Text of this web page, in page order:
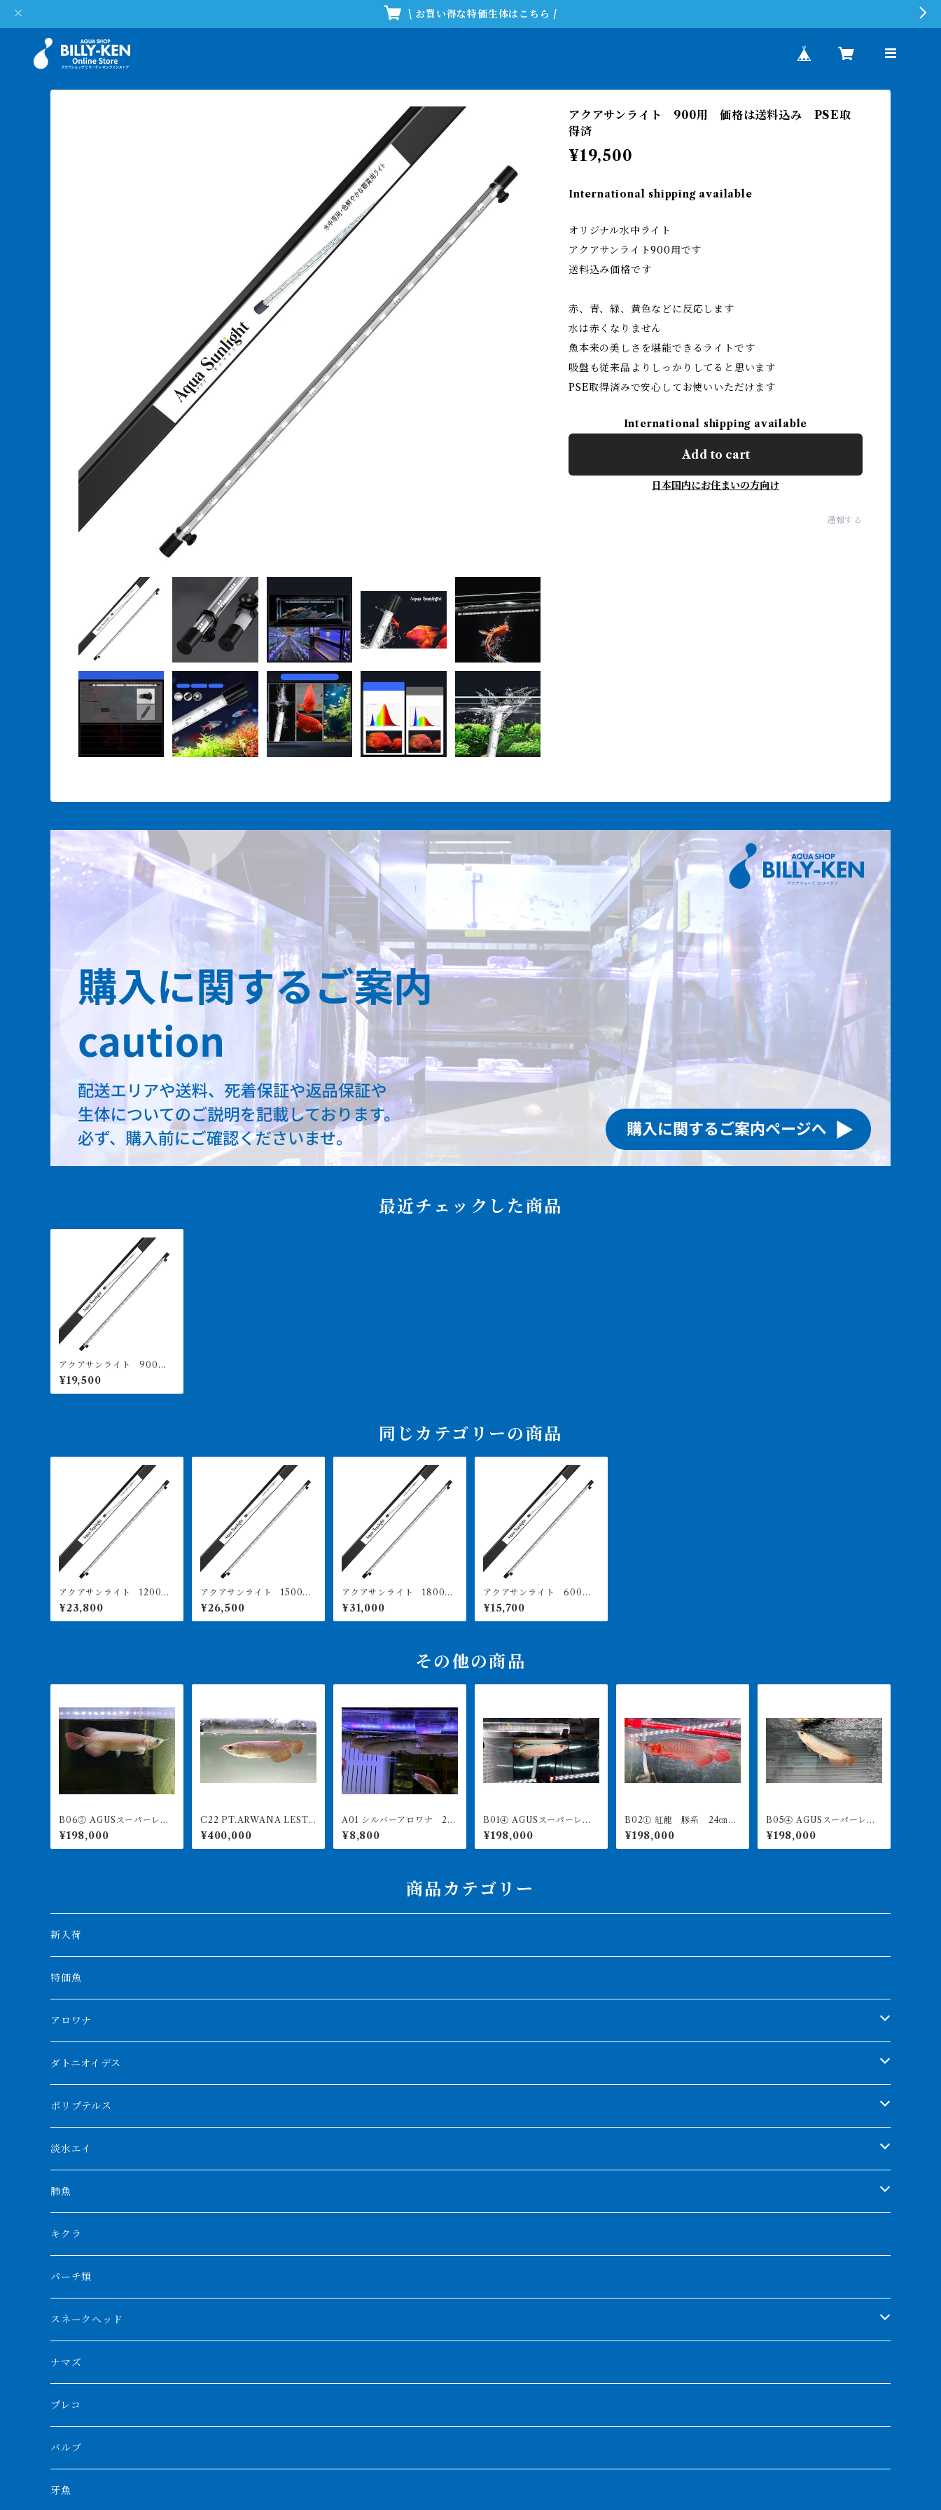
\ お買い得な特価生体はこちら /
アクアサンライト 900用 価格は送料込み PSE取
得済
¥19,500
International shipping available
オリジナル水中ライト
アクアサンライト900用です
送料込み価格です
赤、青、緑、黄色などに反応します
水は赤くなりません
魚本来の美しさを堪能できるライトです
吸盤も従来品よりしっかりしてると思います
PSE取得済みで安心してお使いいただけます
International shipping available
Add to cart
日本国内にお住まいの方向け
通報する
最近チェックした商品
アクアサンライト 900
用 価格は送料込み PSE
取得済
¥19,500
同じカテゴリーの商品
アクアサンライト 1200
用 価格は送料込み PSE
取得済
¥23,800
アクアサンライト 1500
用 価格は送料込み PSE
取得済
¥26,500
アクアサンライト 1800
用 価格は送料込み PSE
取得済
¥31,000
アクアサンライト 600
用 価格は送料込み PSE
取得済
¥15,700
その他の商品
B06② AGUSスーパーレッ
ドF4 19㎝前後 PT.ARWA
NA LESTARI アジアアロワ
ナ 紅龍 260-005123
¥198,000
C22 PT.ARWANA LESTA
RI 最高峰紅龍 アブソリュー
トレッド 21㎝前後 260-
005157
¥400,000
A01 シルバーアロワナ 20
㎝前後
¥8,800
B01④ AGUSスーパーレッ
ドF4 19㎝前後 PT.ARWA
NA LESTARI アジアアロワ
ナ 紅龍 260-005128
¥198,000
B02① 紅龍 豚系 24㎝前
後 アジアアロワナ 250-
006272
¥198,000
B05④ AGUSスーパーレッ
ドF4 18㎝前後 PT.ARWA
NA LESTARI アジアアロワ
ナ 紅龍 260-005137
¥198,000
商品カテゴリー
新入荷
特価魚
アロワナ
クンパイ
アブソリュートレッド
AGUS スーパーレッドF4
特殊アロワナ
厳選 過背金龍
フルゴールデンクロスバック
ブルーベースクロスバック
BILLY-KENオリジナルブランド紅龍
チョッパーレッド
ブルレッド
その他アジアアロワナ
特殊個体
紅龍
シルバーアロワナ
ブラックアロワナ
ノーザンバラムンディ
その他アロワナ
ダトニオイデス
シャムタイガー
特殊ダトニオ
ダトニオプラスワン
リアルバンド
フォークバンド
フォーバータイガー
メニーバータイガー
ニューギニアダトニオ
ポリプテルス
モンスターポリプ
特殊ポリプ
プラチナ個体
ショート個体
ハイブリッドポリプ
エンドリケリー
ギニア
ナイジェリア
ナイルビチャー
ナポレオンビチャー
バロ川
ビキールビキール
トゥルカナ湖
タンガニーカビチャー
アンソルギー
コウロントン
淡水エイ
シナガワダイヤ
ダイヤモンドポルカ
クロコダイル
その他淡水エイ
肺魚
ネオケラ
その他肺魚
キクラ
パーチ類
スネークヘッド
チャンナバルカ
大型スネークヘッド
中型スネークヘッド
小型スネークヘッド
ナマズ
プレコ
バルブ
牙魚